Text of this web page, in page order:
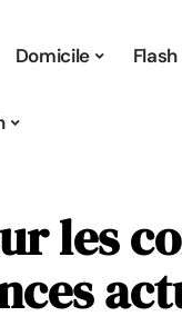
Domicile
les